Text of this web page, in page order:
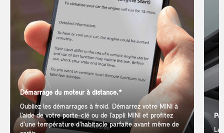
Démarrage du moteur à distance.*
Oubliez les démarrages à froid. Démarrez votre MINI à
l’aide de votre porte-clé ou de l’appli MINI et profitez
d’une température d’habitacle parfaite avant même de